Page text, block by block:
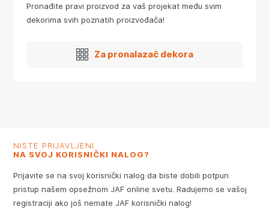
Pronađite pravi proizvod za vaš projekat među svim
dekorima svih poznatih proizvođača!
Za pronalazač dekora
NISTE PRIJAVLJENI
NA SVOJ KORISNIČKI NALOG?
Prijavite se na svoj korisnički nalog da biste dobili potpun
pristup našem opsežnom JAF online svetu. Radujemo se vašoj
registraciji ako još nemate JAF korisnički nalog!